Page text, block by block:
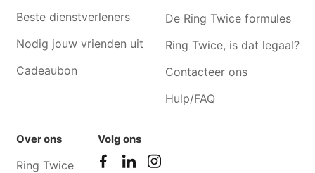
Beste dienstverleners
Nodig jouw vrienden uit
Cadeaubon
De Ring Twice formules
Ring Twice, is dat legaal?
Contacteer ons
Hulp/FAQ
Over ons
Ring Twice
Volg ons